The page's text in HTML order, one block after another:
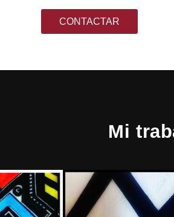
CONTACTAR
Mi